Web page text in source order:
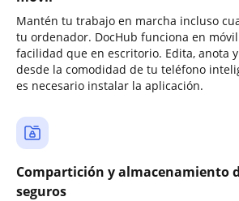
Mantén tu trabajo en marcha incluso
tu ordenador. DocHub funciona en
facilidad que en escritorio. Edita, anota
desde la comodidad de tu teléfono
es necesario instalar la aplicación.
Compartición y almacenamiento
seguros